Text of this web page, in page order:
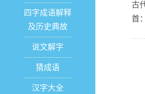
四字成语解释
及历史典故
说文解字
猜成语
汉字大全
古
首